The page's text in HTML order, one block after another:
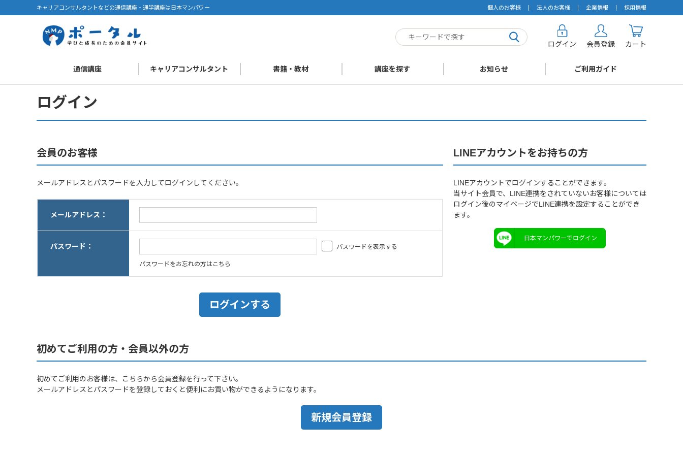
キャリアコンサルタントなどの通信講座・通学講座は日本マンパワー 個人のお客様 法人のお客様 企業情報 採用情報
ログイン 会員登録 カート
通信講座 キャリアコンサルタント 書籍・教材 講座を探す お知らせ ご利用ガイド
ログイン
会員のお客様
メールアドレスとパスワードを入力してログインしてください。
メールアドレス：
パスワード： パスワードを表示する
パスワードをお忘れの方はこちら
LINEアカウントをお持ちの方
LINEアカウントでログインすることができます。
当サイト会員で、LINE連携をされていないお客様については
ログイン後のマイページでLINE連携を設定することができ
ます。
日本マンパワーでログイン
初めてご利用の方・会員以外の方
初めてご利用のお客様は、こちらから会員登録を行って下さい。
メールアドレスとパスワードを登録しておくと便利にお買い物ができるようになります。